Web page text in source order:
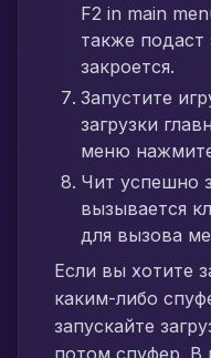
F2 in main
также подаст
закроется.
Запустите
загрузки
меню
Чит успешно
вызывается
для вызова
Если вы хотите
каким-либо
запускайте